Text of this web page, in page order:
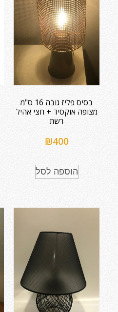
בסיס פליז גובה 16 ס"מ
מצופה אוקסיד + חצי אהיל
רשת
₪400
הוספה לסל